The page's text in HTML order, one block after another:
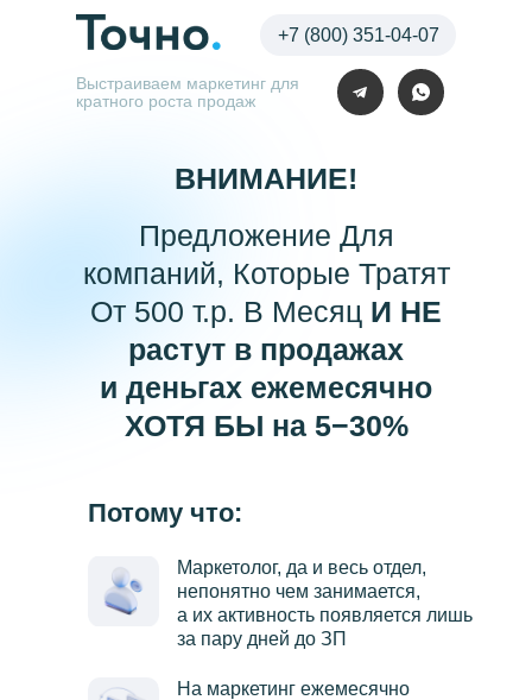
Предложение Для
компаний, Которые Тратят
От 500 т.р. В Месяц И НЕ
растут в продажах
и деньгах ежемесячно
ХОТЯ БЫ на 5−30%
ВНИМАНИЕ!
Потому что:
Выстраиваем маркетинг для
кратного роста продаж
+7 (800) 351-04-07
На маркетинг ежемесячно
Маркетолог, да и весь отдел,
непонятно чем занимается,
а их активность появляется лишь
за пару дней до ЗП